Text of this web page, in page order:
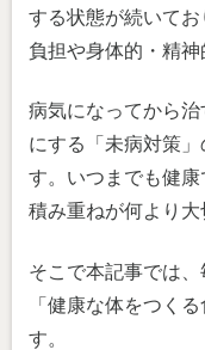
する状態が続いて
負担や身体的・精神
病気になってから
にする「未病対策
す。いつまでも健
積み重ねが何より大
そこで本記事では
「健康な体をつく
す。